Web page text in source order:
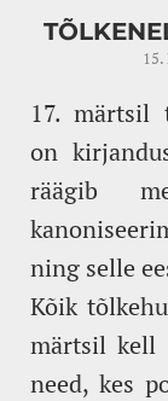
15.
17. märtsil
on
räägib
ning selle
Kõik
märtsil kell
need, kes